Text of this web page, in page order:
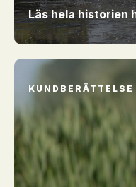
Läs hela historien
KUNDBERÄTTELSE